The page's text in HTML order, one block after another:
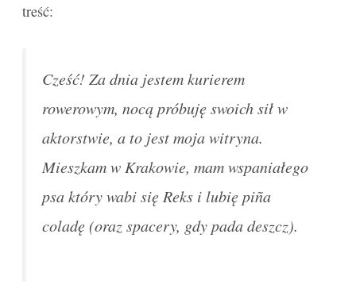
treść:
Cześć! Za dnia jestem kurierem
rowerowym, nocą próbuję swoich sił w
aktorstwie, a to jest moja witryna.
Mieszkam w Krakowie, mam wspaniałego
psa który wabi się Reks i lubię piña
coladę (oraz spacery, gdy pada deszcz).